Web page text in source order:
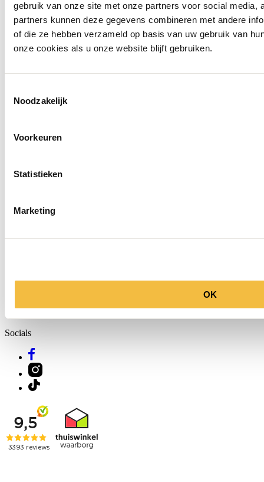
gebruik van onze site met onze partners voor social media,
partners kunnen deze gegevens combineren met andere
of die ze hebben verzameld op basis van uw gebruik van
onze cookies als u onze website blijft gebruiken.
Noodzakelijk
Voorkeuren
Statistieken
Marketing
OK
Socials